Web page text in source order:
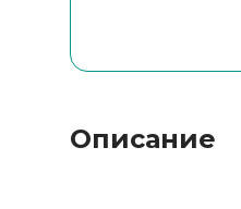
Описание